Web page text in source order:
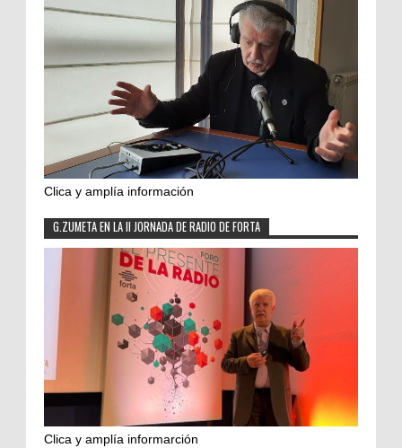
Clica y amplía información
G.ZUMETA EN LA II JORNADA DE RADIO DE FORTA
Clica y amplía informarción